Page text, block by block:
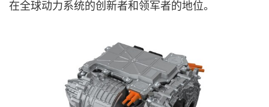
在全球动力系统的创新者和领军者的地位。